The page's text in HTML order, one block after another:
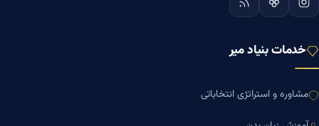
خدمات بنیاد میر
مشاوره و استراتژی انتخاباتی